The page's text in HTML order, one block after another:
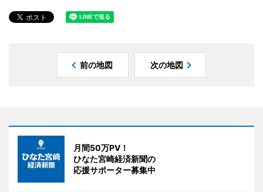
前の地図 次の地図
月間50万PV！
ひなた宮崎経済新聞の
応援サポーター募集中